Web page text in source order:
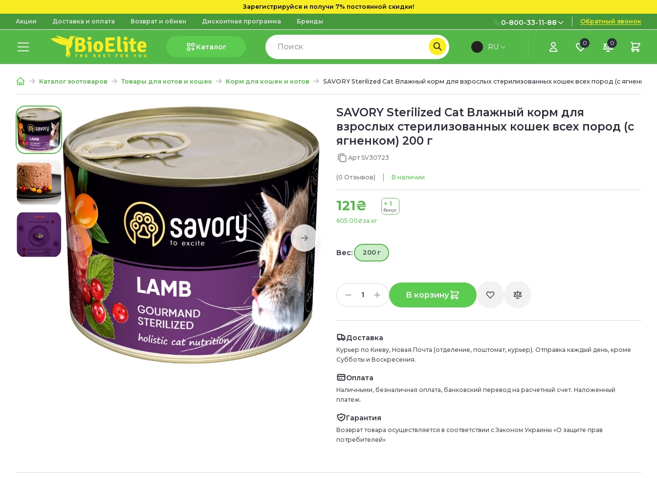
Зарегистрируйся и получи 7% постоянной скидки!
Акции Доставка и оплата Возврат и обмен Дисконтная программа Бренды 0-800-33-11-88
0-800-33-11-88
Бесплатно с городских и
(097) 133 11 88
(095) 133 11 88
(073) 133 11 88
Обратный звонок
Каталог RU 0 0
Каталог зоотоваров Товары для котов и кошек Корм для кошек и котов SAVORY Sterilized Cat Влажный корм для взрослых стерилизованных кошек всех пород (с ягненком)
SAVORY Sterilized Cat Влажный корм для
взрослых стерилизованных кошек всех пород (с
ягненком) 200 г
Арт SV30723
(0 Отзывов) В наличии
121₴
за кг
605.00₴
+ 1
бонус
Вес: 200 г
В корзину
Доставка
Курьер по Киеву, Новая Почта (отделение, поштомат, курьер). Отправка каждый день, кроме
Субботы и Воскресения.
Оплата
Наличными, безналичная оплата, банковский перевод на расчетный счет. Наложенный
платеж.
Гарантия
Возврат товара осуществляется в соответствии с Законом Украины «О защите прав
потребителей»